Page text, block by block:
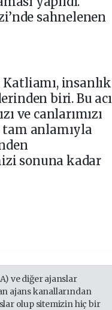
sahnelenen
Katliamı, insanlık
biri. Bu acı
ve canlarımızı
tam anlamıyla
sonuna kadar
ve diğer ajanslar
ajans kanallarından
olup sitemizin hiç bir